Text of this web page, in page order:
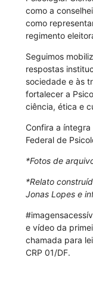
como a
como
regimento
Seguimos
respostas
sociedade e às
fortalecer a
ciência, ética e
Confira a
Federal de
*Fotos de
*Relato
Jonas Lopes e
e vídeo da
chamada para
CRP 01/DF.